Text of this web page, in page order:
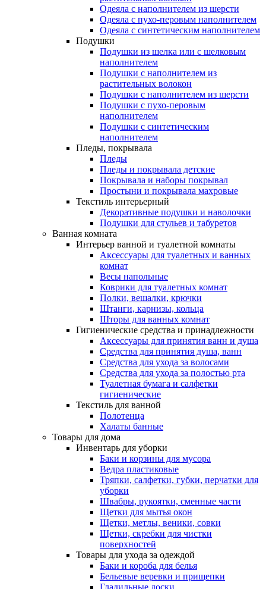
Одеяла с наполнителем из шерсти
Одеяла с пухо-перовым наполнителем
Одеяла с синтетическим наполнителем
Подушки
Подушки из шелка или с шелковым
наполнителем
Подушки с наполнителем из
растительных волокон
Подушки с наполнителем из шерсти
Подушки с пухо-перовым
наполнителем
Подушки с синтетическим
наполнителем
Пледы, покрывала
Пледы
Пледы и покрывала детские
Покрывала и наборы покрывал
Простыни и покрывала махровые
Текстиль интерьерный
Декоративные подушки и наволочки
Подушки для стульев и табуретов
Ванная комната
Интерьер ванной и туалетной комнаты
Аксессуары для туалетных и ванных
комнат
Весы напольные
Коврики для туалетных комнат
Полки, вешалки, крючки
Штанги, карнизы, кольца
Шторы для ванных комнат
Гигиенические средства и принадлежности
Аксессуары для принятия ванн и душа
Средства для принятия душа, ванн
Средства для ухода за волосами
Средства для ухода за полостью рта
Туалетная бумага и салфетки
гигиенические
Текстиль для ванной
Полотенца
Халаты банные
Товары для дома
Инвентарь для уборки
Баки и корзины для мусора
Ведра пластиковые
Тряпки, салфетки, губки, перчатки для
уборки
Швабры, рукоятки, сменные части
Щетки для мытья окон
Щетки, метлы, веники, совки
Щетки, скребки для чистки
поверхностей
Товары для ухода за одеждой
Баки и короба для белья
Бельевые веревки и прищепки
Гладильные доски